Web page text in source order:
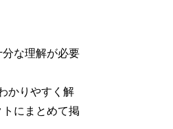
な理解が必要
かりやすく解
にまとめて掲